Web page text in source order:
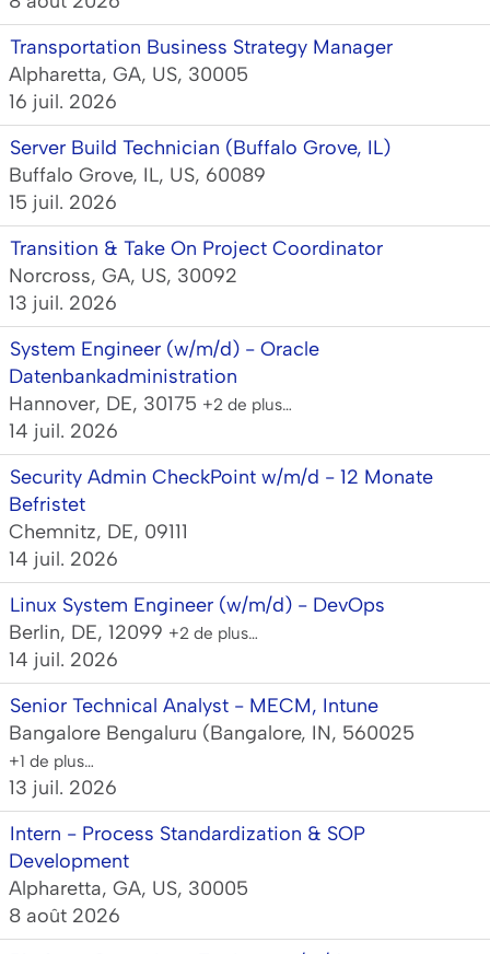
Transportation Business Strategy Manager
Alpharetta, GA, US, 30005
16 juil. 2026
Server Build Technician (Buffalo Grove, IL)
Buffalo Grove, IL, US, 60089
15 juil. 2026
Transition & Take On Project Coordinator
Norcross, GA, US, 30092
13 juil. 2026
System Engineer (w/m/d) - Oracle
Datenbankadministration
Hannover, DE, 30175 +2 de plus…
14 juil. 2026
Security Admin CheckPoint w/m/d - 12 Monate
Befristet
Chemnitz, DE, 09111
14 juil. 2026
Linux System Engineer (w/m/d) - DevOps
Berlin, DE, 12099 +2 de plus…
14 juil. 2026
Senior Technical Analyst - MECM, Intune
Bangalore Bengaluru (Bangalore, IN, 560025
+1 de plus…
13 juil. 2026
Intern - Process Standardization & SOP
Development
Alpharetta, GA, US, 30005
8 août 2026